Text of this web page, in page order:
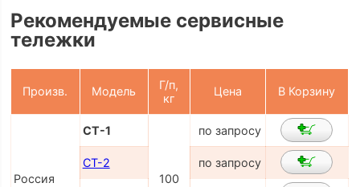
Рекомендуемые сервисные
тележки
Произв. Модель
Г/п,
кг
Цена В Корзину
Россия
СТ-1
100
по запросу
СТ-2 по запросу